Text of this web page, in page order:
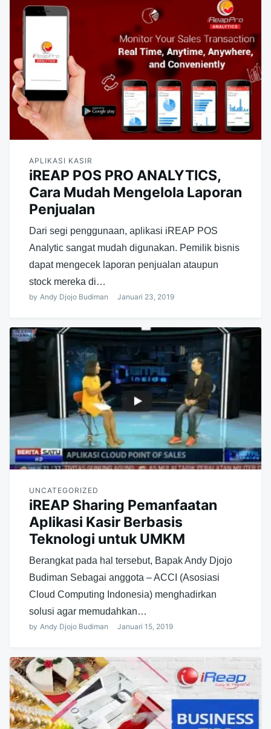
APLIKASI KASIR
iREAP POS PRO ANALYTICS,
Cara Mudah Mengelola Laporan
Penjualan
Dari segi penggunaan, aplikasi iREAP POS
Analytic sangat mudah digunakan. Pemilik bisnis
dapat mengecek laporan penjualan ataupun
stock mereka di…
by Andy Djojo Budiman Januari 23, 2019
UNCATEGORIZED
iREAP Sharing Pemanfaatan
Aplikasi Kasir Berbasis
Teknologi untuk UMKM
Berangkat pada hal tersebut, Bapak Andy Djojo
Budiman Sebagai anggota – ACCI (Asosiasi
Cloud Computing Indonesia) menghadirkan
solusi agar memudahkan…
by Andy Djojo Budiman Januari 15, 2019